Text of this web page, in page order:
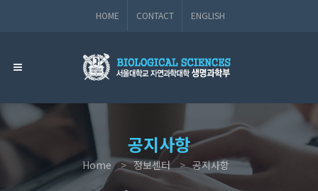
HOME CONTACT ENGLISH
공지사항
Home 정보센터 공지사항